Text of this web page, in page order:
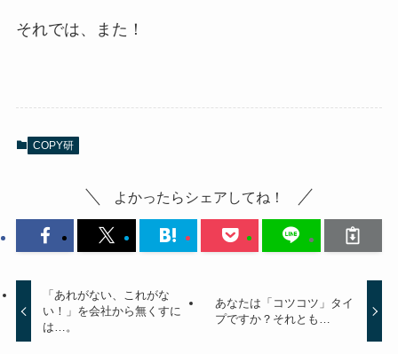
それでは、また！
COPY研
よかったらシェアしてね！
「あれがない、これがな
い！」を会社から無くすに
は…。
あなたは「コツコツ」タイ
プですか？それとも…